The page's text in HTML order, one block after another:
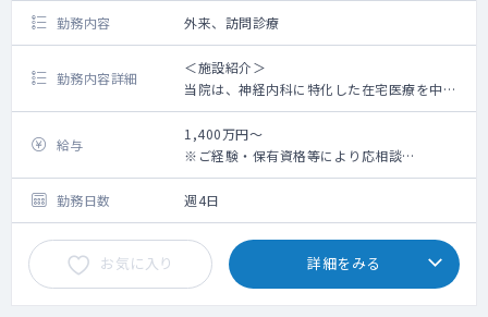
勤務内容 外来、訪問診療
勤務内容詳細
＜施設紹介＞
当院は、神経内科に特化した在宅医療を中心
に、外来診療・通所リハを組み合わせた地域
密着型の医療を提供しています
在宅医療に関心のある方はもちろん、神経内
科の専門性を活かしたい先生にも最適な環境
です
★専門性を活かせる：神経難病・脳卒中・パ
ーキンソン病など、神経内科症例を数多く経
験可能
★負担が少ない：終末期患者は少なく、精神
的・体力的に無理なく勤務できます
給与
1,400万円～
※ご経験・保有資格等により応相談
※資格手当・オンコール手当等、別途支給
勤務日数
週4日
お気に入り 詳細をみる